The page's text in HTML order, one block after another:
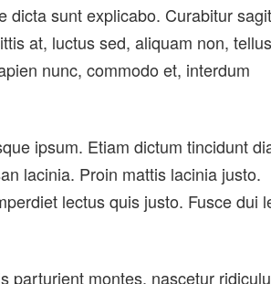
dicta sunt explicabo. Curabitur
at, luctus sed, aliquam non,
nunc, commodo et, interdum
ipsum. Etiam dictum tincidunt
lacinia. Proin mattis lacinia justo.
lectus quis justo. Fusce dui
parturient montes, nascetur